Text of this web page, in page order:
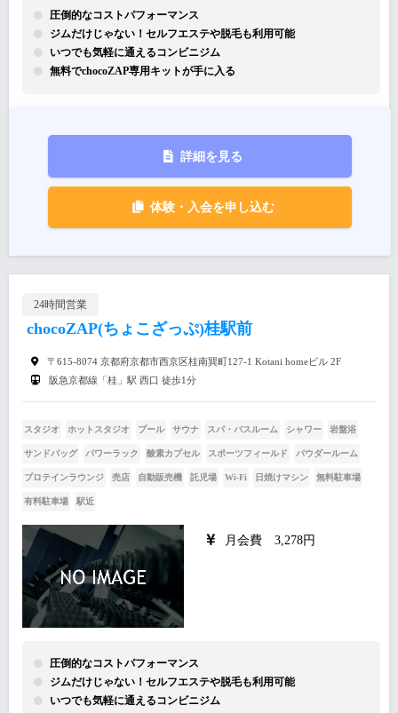
圧倒的なコストパフォーマンス
ジムだけじゃない！セルフエステや脱毛も利用可能
いつでも気軽に通えるコンビニジム
無料でchocoZAP専用キットが手に入る
詳細を見る
体験・入会を申し込む
24時間営業
chocoZAP(ちょこざっぷ)桂駅前
〒615-8074 京都府京都市西京区桂南巽町127-1 Kotani homeビル 2F
阪急京都線「桂」駅 西口 徒歩1分
スタジオ ホットスタジオ プール サウナ スパ・バスルーム シャワー 岩盤浴
サンドバッグ パワーラック 酸素カプセル スポーツフィールド パウダールーム
プロテインラウンジ 売店 自動販売機 託児場 Wi-Fi 日焼けマシン 無料駐車場
有料駐車場 駅近
月会費 3,278円
圧倒的なコストパフォーマンス
ジムだけじゃない！セルフエステや脱毛も利用可能
いつでも気軽に通えるコンビニジム